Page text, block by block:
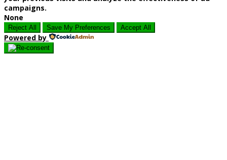
campaigns.
None
Reject All Save My Preferences Accept All
Powered by